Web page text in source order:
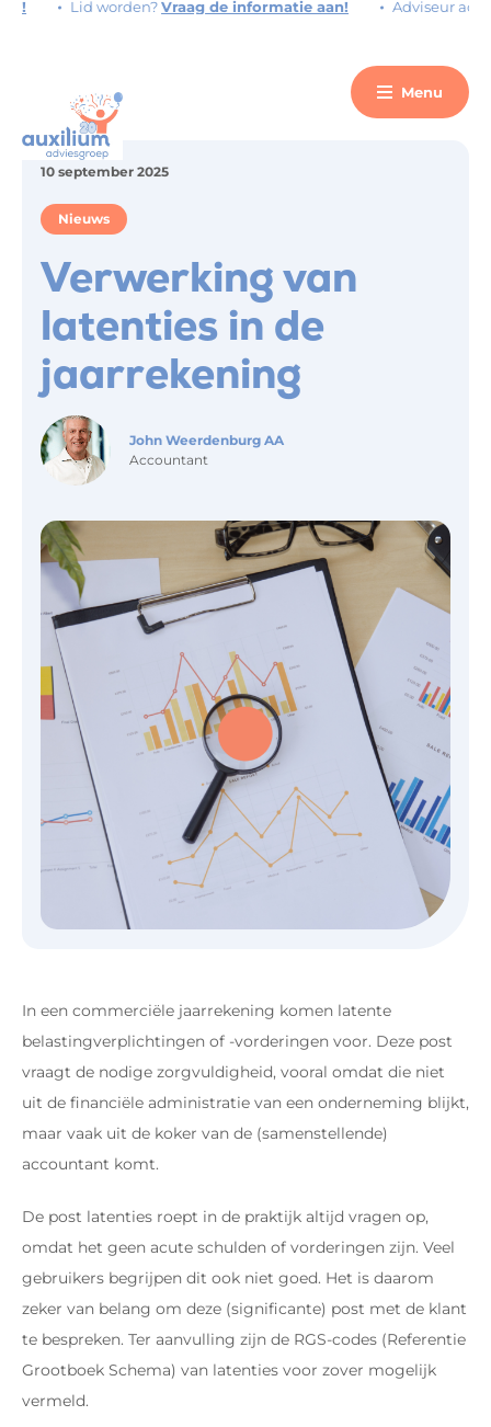
Lid worden?Vraag de informatie aan! Adviseur
Menu
10 september 2025
Nieuws
Verwerking van
latenties in de
jaarrekening
John Weerdenburg AA
Accountant
In een commerciële jaarrekening komen latente
belastingverplichtingen of -vorderingen voor. Deze post
vraagt de nodige zorgvuldigheid, vooral omdat die niet
uit de financiële administratie van een onderneming blijkt,
maar vaak uit de koker van de (samenstellende)
accountant komt.
De post latenties roept in de praktijk altijd vragen op,
omdat het geen acute schulden of vorderingen zijn. Veel
gebruikers begrijpen dit ook niet goed. Het is daarom
zeker van belang om deze (significante) post met de klant
te bespreken. Ter aanvulling zijn de RGS-codes (Referentie
Grootboek Schema) van latenties voor zover mogelijk
vermeld.